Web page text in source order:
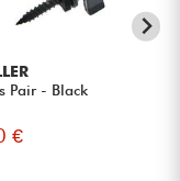
Pair - Black
€